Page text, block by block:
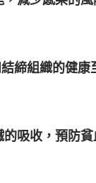
締組織的健康
吸收，預防貧